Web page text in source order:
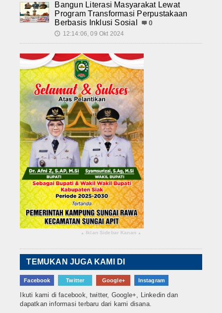
Bangun Literasi Masyarakat Lewat
Program Transformasi Perpustakaan
Berbasis Inklusi Sosial
0
🕔 12:14:06, 09 Okt 2024
▴ Iklan Sidebar Kanan ▴
TEMUKAN JUGA KAMI DI
Facebook Twitter Google+ Instagram
Ikuti kami di facebook, twitter, Google+, Linkedin dan
dapatkan informasi terbaru dari kami disana.